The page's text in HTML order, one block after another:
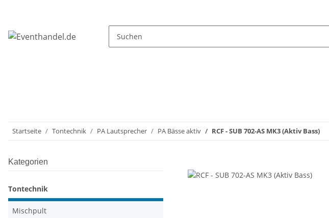
Startseite Tontechnik PA Lautsprecher PA Bässe aktiv RCF - SUB 702-AS MK3 (Aktiv Bass)
Kategorien
Tontechnik
Mischpult